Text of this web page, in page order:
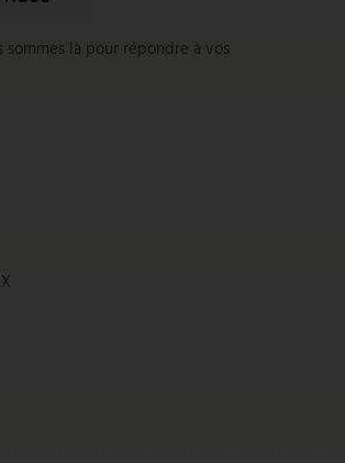
sommes là pour répondre à vos